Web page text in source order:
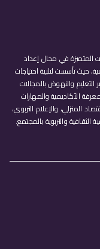
المتميزة في مجال إعداد
حيث تأسست لتلبية احتياجات
والنهوض بالمجالات
الأكاديمية والمهارات
المنزلي، والإعلام التربوي،
والتربوية بالمجتمع.